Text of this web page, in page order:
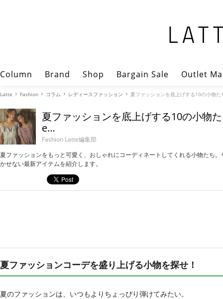
Column Brand Shop Bargain Sale Outlet
Latte Fashion コラム レディースファッション 夏ファッションを底上げする10の小物
夏ファッションを底上げする10の小物
e…
Fashion Latte編集部
夏ファッションをもっと可愛く、おしゃれにコーディネートしてくれる小物たち
かせない最新アイテムを紹介します。
夏ファッションコーデを盛り上げる小物を探せ！
夏のファッションは、いつもよりちょっぴり弾けてみたい。